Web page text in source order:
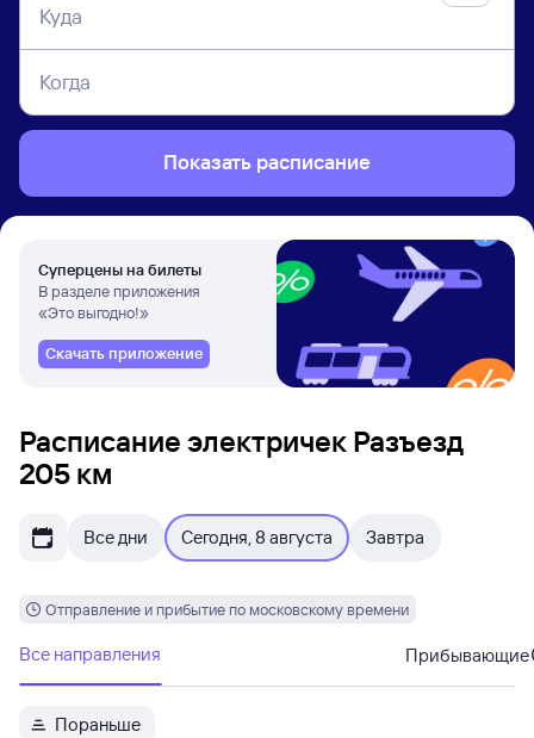
Куда
Когда
Показать расписание
Суперцены на билеты
В разделе приложения
«Это выгодно!»
Скачать приложение
Расписание электричек Разъезд
205 км
Все дни Сегодня, 8 августа Завтра
Отправление и прибытие по московскому времени
Все направления Прибывающие
Пораньше